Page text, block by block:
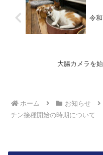
令
大腸カメラを始
ホーム お知らせ
チン接種開始の時期について